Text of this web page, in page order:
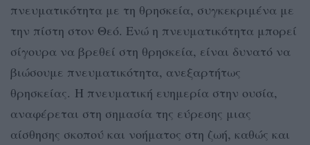
πνευματικότητα με τη θρησκεία, συγκεκριμένα με
την πίστη στον Θεό. Ενώ η πνευματικότητα μπορεί
σίγουρα να βρεθεί στη θρησκεία, είναι δυνατό να
βιώσουμε πνευματικότητα, ανεξαρτήτως
θρησκείας. Η πνευματική ευημερία στην ουσία,
αναφέρεται στη σημασία της εύρεσης μιας
αίσθησης σκοπού και νοήματος στη ζωή, καθώς και